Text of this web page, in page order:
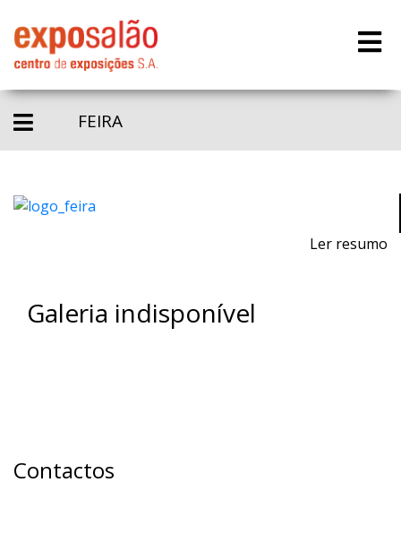
FEIRA
Ler resumo
Galeria indisponível
Contactos